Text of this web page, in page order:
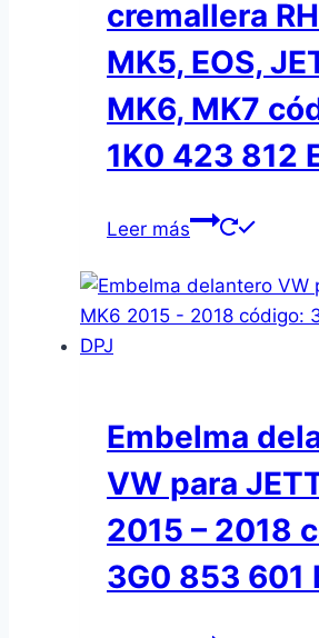
cremallera
MK5, EOS,
MK6, MK7
1K0 423 812
Leer más
Embelma
VW para
2015 – 2018
3G0 853 601